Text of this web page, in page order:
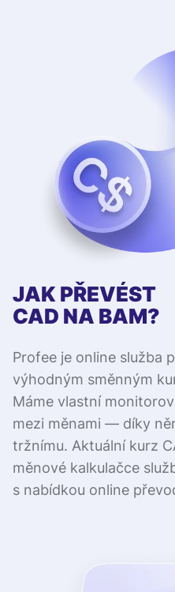
JAK PŘEVÉST
CAD NA BAM?
Profee je online služba
výhodným směnným
Máme vlastní
mezi měnami — díky
tržnímu. Aktuální kurz
měnové kalkulačce
s nabídkou online